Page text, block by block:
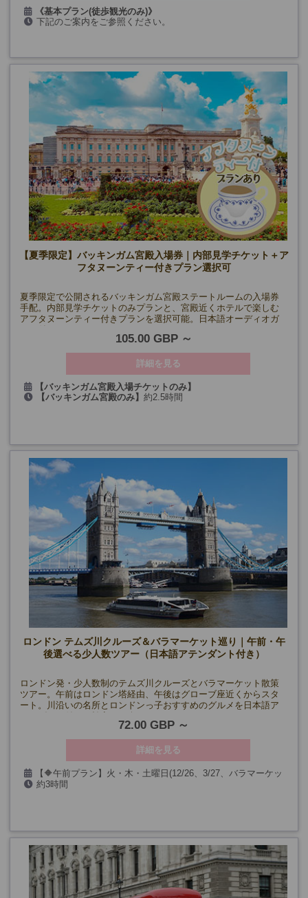
《基本プラン(徒歩観光のみ)》
月・水・金曜日(12/25、1/1以外)
月・水・金曜日(12/25・28、1/1、3/26・29以外)
《7～8月限定：宮殿内部見学入場券付きプラン》
7/10～8/31：月・水・金曜日
9/4～9/25：月・金曜日
《7～8月限定：アフタヌーンティー＋宮殿内部見学入場券付きプ
7/10～8/31：月・水・金曜日
9/4～9/25：月・金曜日
※アフタヌーンティー付きプランは、会場手配完了後に催行確定
となります。それまではリクエスト受付となります。
下記のご案内をご参照ください。
【夏季限定】バッキンガム宮殿入場券｜内部見学チケット＋ア
フタヌーンティー付きプラン選択可
夏季限定で公開されるバッキンガム宮殿ステートルームの入場券
手配。内部見学チケットのみプランと、宮殿近くホテルで楽しむ
アフタヌーンティー付きプランを選択可能。日本語オーディオガ
105.00 GBP
詳細を見る
【バッキンガム宮殿入場チケットのみ】
《7/9～8/31》毎日
《9/3～9/27》月・木・金・土・日曜日
【バッキンガム宮殿のみ】約2.5時間
ロンドン テムズ川クルーズ＆バラマーケット巡り｜午前・午
後選べる少人数ツアー（日本語アテンダント付き）
ロンドン発・少人数制のテムズ川クルーズとバラマーケット散策
ツアー。午前はロンドン塔経由、午後はグローブ座近くからスタ
ート。川沿いの名所とロンドンっ子おすすめのグルメを日本語ア
72.00 GBP
詳細を見る
【🔶午前プラン】火・木・土曜日(12/26、3/27、バラマーケッ
ト休業日、クルーズ休業日を除く)
催行確定日
約3時間